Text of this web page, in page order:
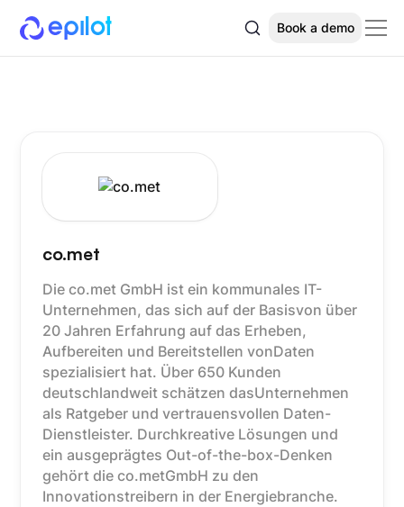
Book a demo
co.met
Die co.met GmbH ist ein kommunales IT-
Unternehmen, das sich auf der Basisvon über
20 Jahren Erfahrung auf das Erheben,
Aufbereiten und Bereitstellen vonDaten
spezialisiert hat. Über 650 Kunden
deutschlandweit schätzen dasUnternehmen
als Ratgeber und vertrauensvollen Daten-
Dienstleister. Durchkreative Lösungen und
ein ausgeprägtes Out-of-the-box-Denken
gehört die co.metGmbH zu den
Innovationstreibern in der Energiebranche.